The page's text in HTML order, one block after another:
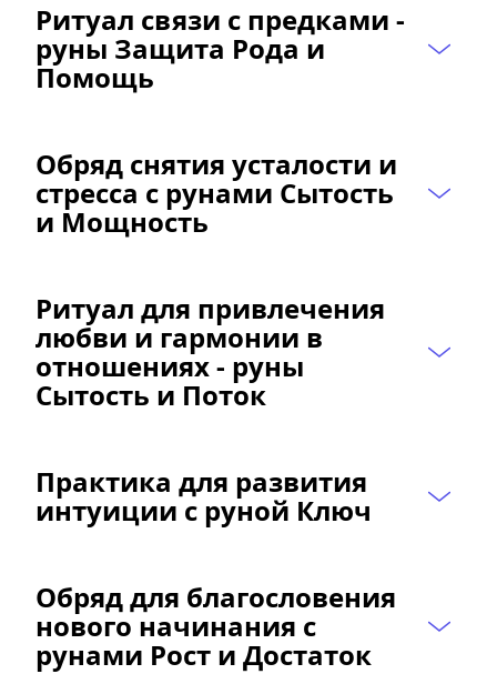
Ритуал связи с предками -
руны Защита Рода и
Помощь
Обряд снятия усталости и
стресса с рунами Сытость
и Мощность
Ритуал для привлечения
любви и гармонии в
отношениях - руны
Сытость и Поток
Практика для развития
интуиции с руной Ключ
Обряд для благословения
нового начинания с
рунами Рост и Достаток